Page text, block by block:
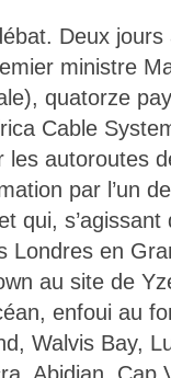
Deux jours
ministre
quatorze
Cable
autoroutes
par l’un
qui,
Londres en
au site de
enfoui au
Walvis Bay,